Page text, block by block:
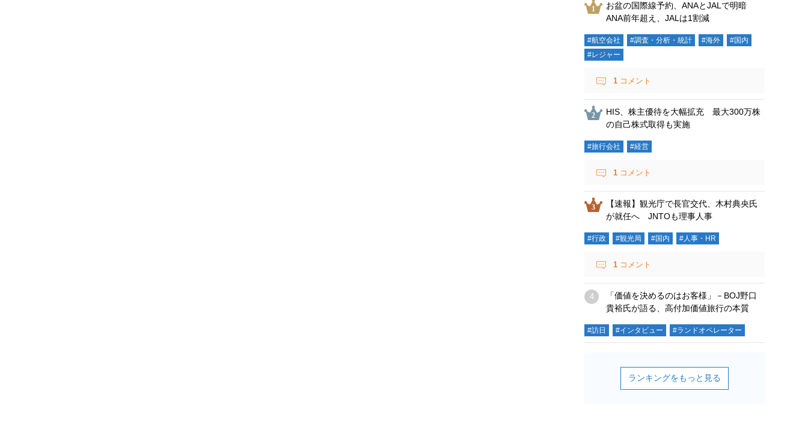
お盆の国際線予約、ANAとJALで明暗
ANA前年超え、JALは1割減
#航空会社 #調査・分析・統計 #海外
#国内
#レジャー
1 コメント
HIS、株主優待を大幅拡充 最大300万株
の自己株式取得も実施
#旅行会社 #経営
1 コメント
【速報】観光庁で長官交代、木村典央氏
が就任へ JNTOも理事人事
#行政 #観光局 #国内 #人事・HR
1 コメント
「価値を決めるのはお客様」－BOJ野口
貴裕氏が語る、高付加価値旅行の本質
#訪日 #インタビュー #ランドオペレーター